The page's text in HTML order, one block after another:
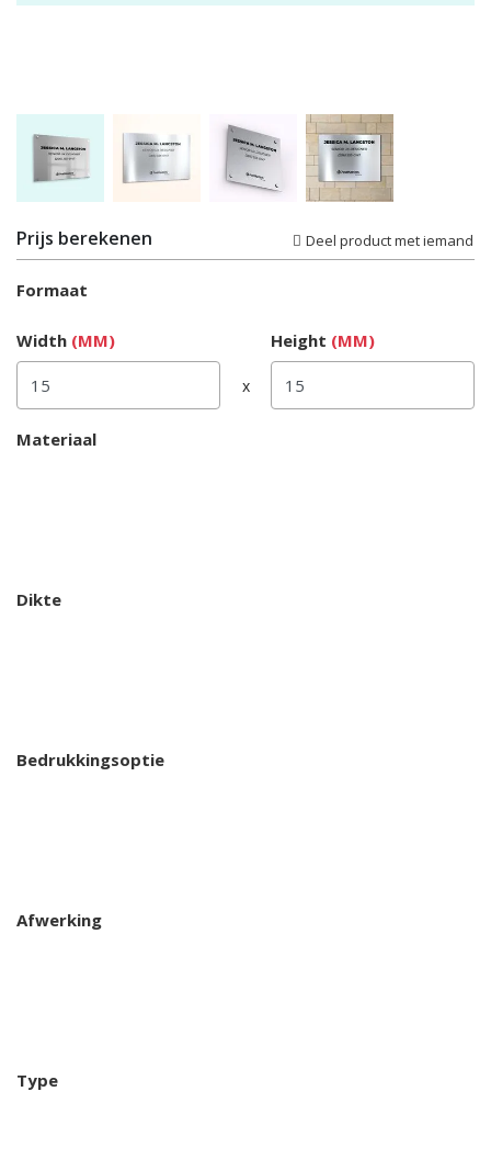
Prijs berekenen Deel product met iemand
Formaat
Width (MM) Height (MM)
x
Materiaal
Dikte
Bedrukkingsoptie
Afwerking
Type